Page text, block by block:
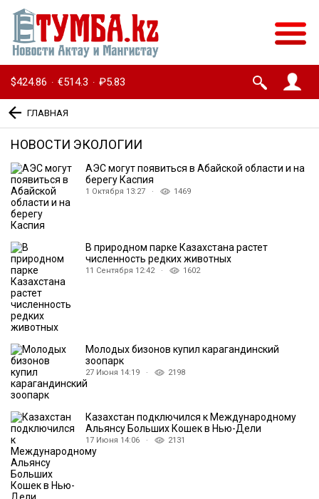
$424.86 · €514.3 · ₽5.83
ГЛАВНАЯ
НОВОСТИ ЭКОЛОГИИ
АЭС могут появиться в Абайской области и на
берегу Каспия
1 Октября 13:27 · 1469
В природном парке Казахстана растет
численность редких животных
11 Сентября 12:42 · 1602
Молодых бизонов купил карагандинский
зоопарк
27 Июня 14:19 · 2198
Казахстан подключился к Международному
Альянсу Больших Кошек в Нью-Дели
17 Июня 14:06 · 2131